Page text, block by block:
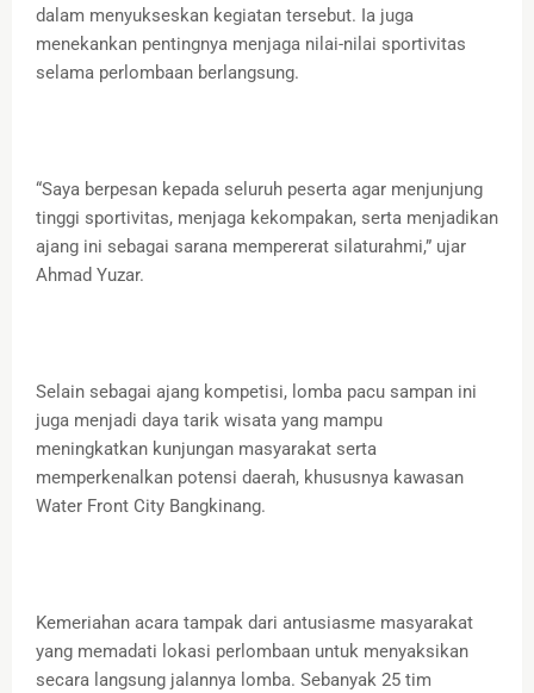
dalam menyukseskan kegiatan tersebut. Ia juga
menekankan pentingnya menjaga nilai-nilai sportivitas
selama perlombaan berlangsung.
“Saya berpesan kepada seluruh peserta agar menjunjung
tinggi sportivitas, menjaga kekompakan, serta menjadikan
ajang ini sebagai sarana mempererat silaturahmi,” ujar
Ahmad Yuzar.
Selain sebagai ajang kompetisi, lomba pacu sampan ini
juga menjadi daya tarik wisata yang mampu
meningkatkan kunjungan masyarakat serta
memperkenalkan potensi daerah, khususnya kawasan
Water Front City Bangkinang.
Kemeriahan acara tampak dari antusiasme masyarakat
yang memadati lokasi perlombaan untuk menyaksikan
secara langsung jalannya lomba. Sebanyak 25 tim